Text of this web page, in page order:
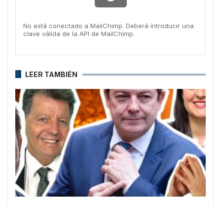
No está conectado a MailChimp. Deberá introducir una
clave válida de la API de MailChimp.
LEER TAMBIÉN